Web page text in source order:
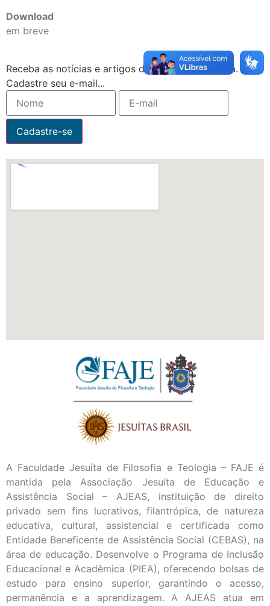
Download
em breve
Receba as notícias e artigos da Faculdade Jesuíta.
Cadastre seu e-mail...
A Faculdade Jesuíta de Filosofia e Teologia – FAJE é
mantida pela Associação Jesuíta de Educação e
Assistência Social – AJEAS, instituição de direito
privado sem fins lucrativos, filantrópica, de natureza
educativa, cultural, assistencial e certificada como
Entidade Beneficente de Assistência Social (CEBAS), na
área de educação. Desenvolve o Programa de Inclusão
Educacional e Acadêmica (PIEA), oferecendo bolsas de
estudo para ensino superior, garantindo o acesso,
permanência e a aprendizagem. A AJEAS atua em